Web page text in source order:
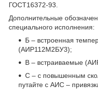
ГОСТ16372-93.
Дополнительные
специального исполнения:
Б – встроенная
(АИР112М2БУ3);
В – встраиваемые
С – с повышенным
путайте с АИС –